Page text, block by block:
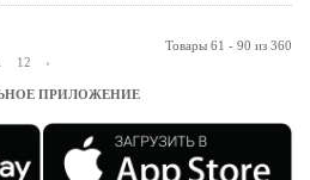
Товары 61 - 90 из 360
12 ›
ПРИЛОЖЕНИЕ